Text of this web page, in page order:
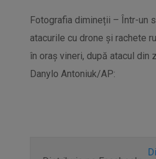
Fotografia dimineții – Într-un
atacurile cu drone și rachete
în oraș vineri, după atacul din
Danylo Antoniuk/AP: